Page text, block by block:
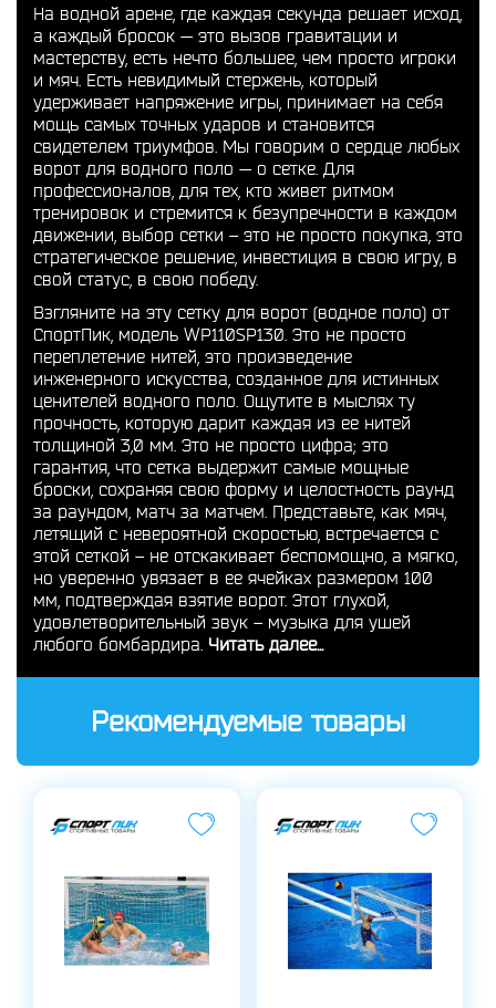
На водной арене, где каждая секунда решает исход,
а каждый бросок — это вызов гравитации и
мастерству, есть нечто большее, чем просто игроки
и мяч. Есть невидимый стержень, который
удерживает напряжение игры, принимает на себя
мощь самых точных ударов и становится
свидетелем триумфов. Мы говорим о сердце любых
ворот для водного поло — о сетке. Для
профессионалов, для тех, кто живет ритмом
тренировок и стремится к безупречности в каждом
движении, выбор сетки – это не просто покупка, это
стратегическое решение, инвестиция в свою игру, в
свой статус, в свою победу.
Взгляните на эту сетку для ворот (водное поло) от
СпортПик, модель WP110SP130. Это не просто
переплетение нитей, это произведение
инженерного искусства, созданное для истинных
ценителей водного поло. Ощутите в мыслях ту
прочность, которую дарит каждая из ее нитей
толщиной 3,0 мм. Это не просто цифра; это
гарантия, что сетка выдержит самые мощные
броски, сохраняя свою форму и целостность раунд
за раундом, матч за матчем. Представьте, как мяч,
летящий с невероятной скоростью, встречается с
этой сеткой – не отскакивает беспомощно, а мягко,
но уверенно увязает в ее ячейках размером 100
мм, подтверждая взятие ворот. Этот глухой,
удовлетворительный звук – музыка для ушей
любого бомбардира. Читать далее...
Рекомендуемые товары